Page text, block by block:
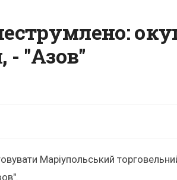
- "Азов"
Маріупольський